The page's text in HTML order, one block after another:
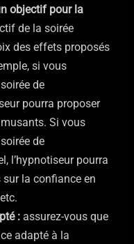
objectif pour la
de la soirée
des effets proposés
si vous
de
pourra proposer
Si vous
de
l’hypnotiseur pourra
la confiance en
:assurez-vous que
adapté à la